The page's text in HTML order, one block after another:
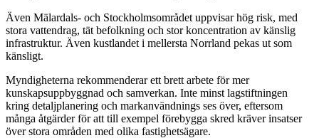
Även Mälardals- och Stockholmsområdet uppvisar hög risk, med
stora vattendrag, tät befolkning och stor koncentration av känslig
infrastruktur. Även kustlandet i mellersta Norrland pekas ut som
känsligt.
Myndigheterna rekommenderar ett brett arbete för mer
kunskapsuppbyggnad och samverkan. Inte minst lagstiftningen
kring detaljplanering och markanvändnings ses över, eftersom
många åtgärder för att till exempel förebygga skred kräver insatser
över stora områden med olika fastighetsägare.